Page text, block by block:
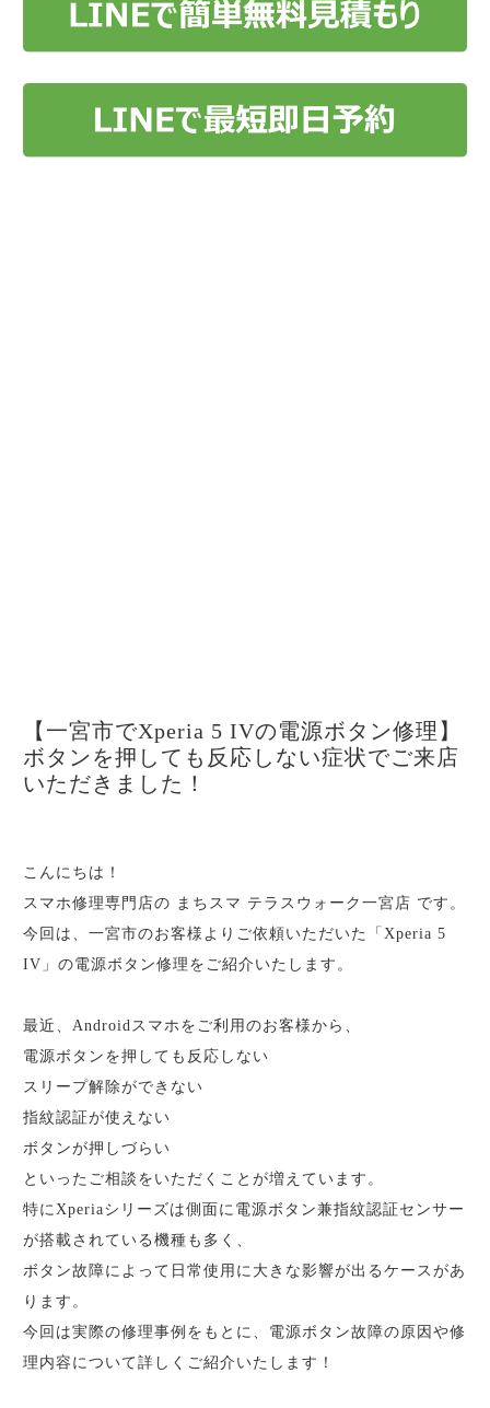
【一宮市でXperia 5 IVの電源ボタン修理】
ボタンを押しても反応しない症状でご来店
いただきました！
こんにちは！
スマホ修理専門店の まちスマ テラスウォーク一宮店 です。
今回は、一宮市のお客様よりご依頼いただいた「Xperia 5
IV」の電源ボタン修理をご紹介いたします。
最近、Androidスマホをご利用のお客様から、
電源ボタンを押しても反応しない
スリープ解除ができない
指紋認証が使えない
ボタンが押しづらい
といったご相談をいただくことが増えています。
特にXperiaシリーズは側面に電源ボタン兼指紋認証センサー
が搭載されている機種も多く、
ボタン故障によって日常使用に大きな影響が出るケースがあ
ります。
今回は実際の修理事例をもとに、電源ボタン故障の原因や修
理内容について詳しくご紹介いたします！